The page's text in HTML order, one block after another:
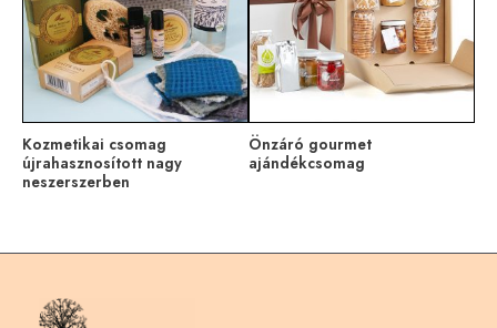
Kozmetikai csomag
újrahasznosított nagy
neszerszerben
Önzáró gourmet
ajándékcsomag